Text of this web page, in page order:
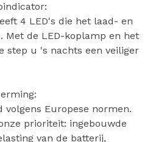
4 LED's die het laad- en
Met de LED-koplamp en het
step u 's nachts een veiliger
volgens Europese normen.
prioriteit: ingebouwde
van de batterij,